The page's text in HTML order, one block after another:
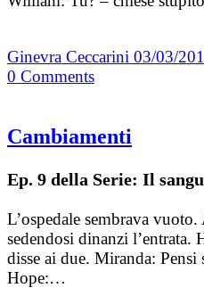
Ginevra Ceccarini 03/03/
0 Comments
Cambiamenti
Ep. 9 della Serie: Il
L’ospedale sembrava
sedendosi dinanzi l’entrata.
disse ai due. Miranda:
Hope:…